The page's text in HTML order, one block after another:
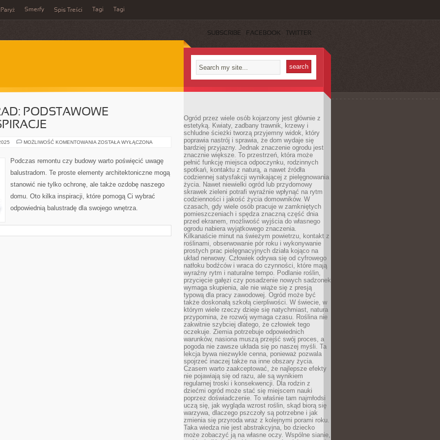
Paryż Smerfy Spis Treści Tagi Tagi
SUBSCRIBE FACEBOOK TWITTER
PODSTAWOWE
MOŻLIWOŚĆ KOMENTOWANIA PIĘKNO
INFORMACJE
ZOSTAŁA WYŁĄCZONA
Podczas remontu czy budowy warto poświęcić uwagę
balustradom. Te proste elementy architektoniczne mogą
stanowić nie tylko ochronę, ale także ozdobę naszego
domu. Oto kilka inspiracji, które pomogą Ci wybrać
odpowiednią balustradę dla swojego wnętrza.
Ogród przez wiele osób kojarzony jest głównie z
estetyką. Kwiaty, zadbany trawnik, krzewy i
schludne ścieżki tworzą przyjemny widok, który
poprawia nastrój i sprawia, że dom wydaje się
bardziej przyjazny. Jednak znaczenie ogrodu jest
znacznie większe. To przestrzeń, która może
pełnić funkcję miejsca odpoczynku, rodzinnych
spotkań, kontaktu z naturą, a nawet źródła
codziennej satysfakcji wynikającej z pielęgnowania
życia. Nawet niewielki ogród lub przydomowy
skrawek zieleni potrafi wyraźnie wpłynąć na rytm
codzienności i jakość życia domowników. W
czasach, gdy wiele osób pracuje w zamkniętych
pomieszczeniach i spędza znaczną część dnia
przed ekranem, możliwość wyjścia do własnego
ogrodu nabiera wyjątkowego znaczenia.
Kilkanaście minut na świeżym powietrzu, kontakt z
roślinami, obserwowanie pór roku i wykonywanie
prostych prac pielęgnacyjnych działa kojąco na
układ nerwowy. Człowiek odrywa się od cyfrowego
natłoku bodźców i wraca do czynności, które mają
wyraźny rytm i naturalne tempo. Podlanie roślin,
przycięcie gałęzi czy posadzenie nowych sadzonek
wymaga skupienia, ale nie wiąże się z presją
typową dla pracy zawodowej. Ogród może być
także doskonałą szkołą cierpliwości. W świecie, w
którym wiele rzeczy dzieje się natychmiast, natura
przypomina, że rozwój wymaga czasu. Roślina nie
zakwitnie szybciej dlatego, że człowiek tego
oczekuje. Ziemia potrzebuje odpowiednich
warunków, nasiona muszą przejść swój proces, a
pogoda nie zawsze układa się po naszej myśli. Ta
lekcja bywa niezwykle cenna, ponieważ pozwala
spojrzeć inaczej także na inne obszary życia.
Czasem warto zaakceptować, że najlepsze efekty
nie pojawiają się od razu, ale są wynikiem
regularnej troski i konsekwencji. Dla rodzin z
dziećmi ogród może stać się miejscem nauki
poprzez doświadczenie. To właśnie tam najmłodsi
uczą się, jak wygląda wzrost roślin, skąd biorą się
warzywa, dlaczego pszczoły są potrzebne i jak
zmienia się przyroda wraz z kolejnymi porami roku.
Taka wiedza nie jest abstrakcyjna, bo dziecko
może zobaczyć ją na własne oczy. Wspólne sianie,